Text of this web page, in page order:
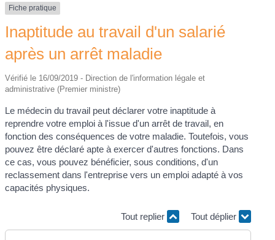
Fiche pratique
Inaptitude au travail d'un salarié
après un arrêt maladie
Vérifié le 16/09/2019 - Direction de l'information légale et
administrative (Premier ministre)
Le médecin du travail peut déclarer votre inaptitude à
reprendre votre emploi à l'issue d'un arrêt de travail, en
fonction des conséquences de votre maladie. Toutefois, vous
pouvez être déclaré apte à exercer d'autres fonctions. Dans
ce cas, vous pouvez bénéficier, sous conditions, d'un
reclassement dans l'entreprise vers un emploi adapté à vos
capacités physiques.
Tout replier Tout déplier